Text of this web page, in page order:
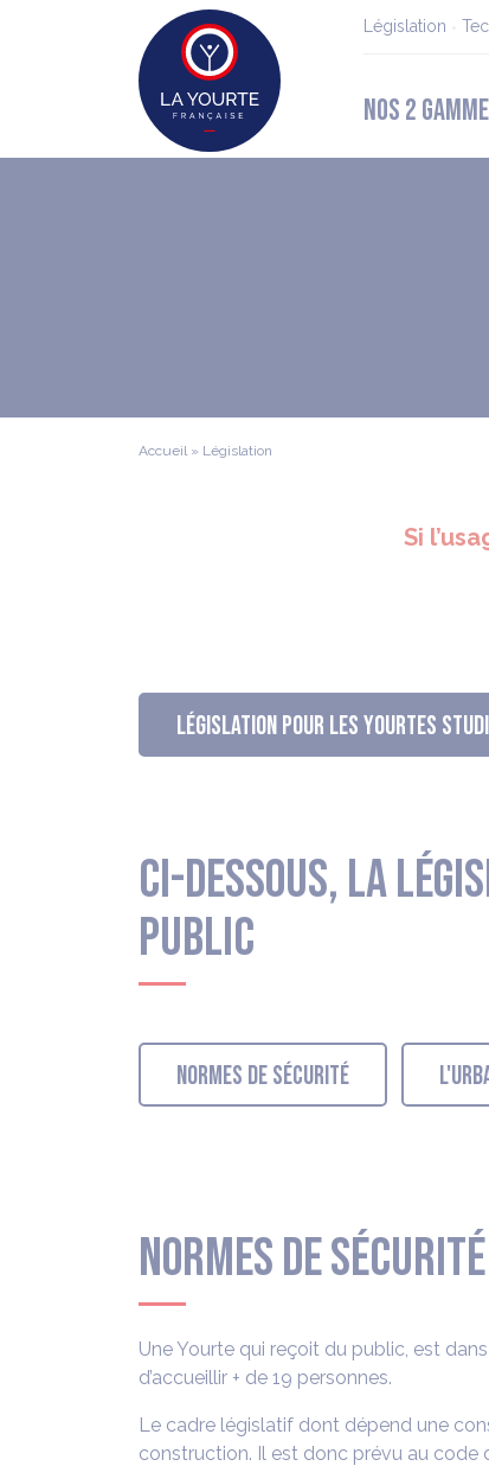
Législation
NOS 2
Accueil » Législation
Si
LÉGISLATION POUR LES YOURTES
Ci-dessous, la
public
NORMES DE SÉCURITÉ
NORMES DE
Une Yourte qui reçoit du public, est
d’accueillir + de 19 personnes.
Le cadre législatif dont dépend une
construction. Il est donc prévu au code
Panneau de gestion des cookies